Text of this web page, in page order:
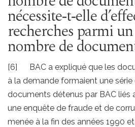
nécessite‑t‑elle
recherches parmi
nombre de
[6] BAC a expliqué que les
à la demande formaient une
documents détenus par BAC liés
une enquête de fraude et de
menée à la fin des années 1990